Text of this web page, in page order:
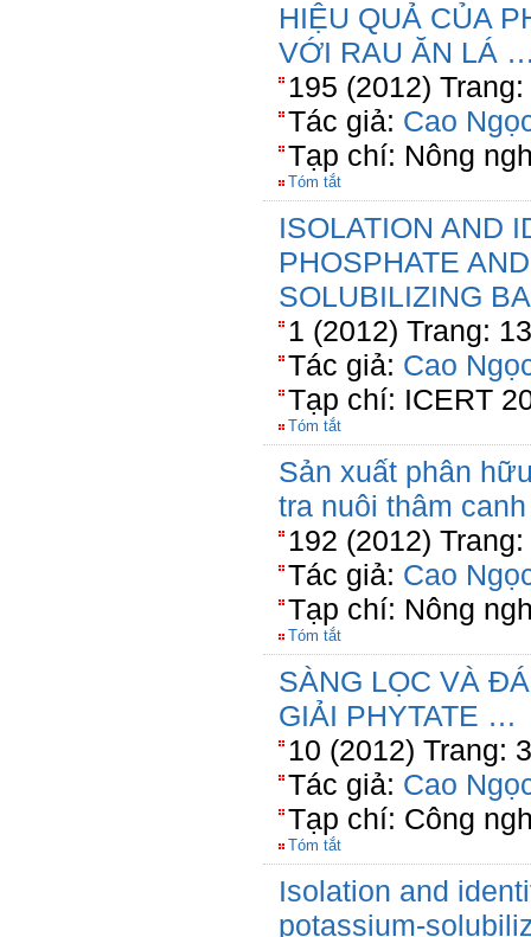
HIỆU QUẢ CỦA
VỚI RAU ĂN LÁ
195 (2012)
Tác giả: Cao
Tạp chí: Nông
Tóm tắt
ISOLATION AND
PHOSPHATE
SOLUBILIZING
1 (2012) Trang:
Tác giả: Cao
Tạp chí: ICERT
Tóm tắt
Sản xuất phân
tra nuôi thâm
192 (2012)
Tác giả: Cao
Tạp chí: Nông
Tóm tắt
SÀNG LỌC VÀ
GIẢI PHYTATE …
10 (2012) Trang:
Tác giả: Cao
Tạp chí: Công
Tóm tắt
Isolation and
potassium-